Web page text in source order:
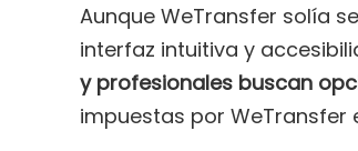
Aunque WeTransfer solía
interfaz intuitiva y
y profesionales buscan
impuestas por WeTransfer